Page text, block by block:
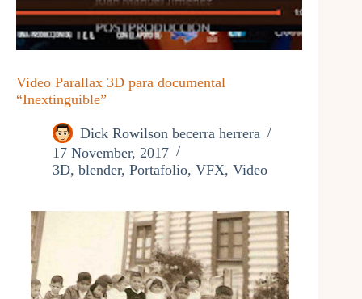
Video Parallax 3D para documental
“Inextinguible”
Dick Rowilson becerra herrera
17 November, 2017
3D, blender, Portafolio, VFX, Video